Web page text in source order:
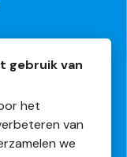
gebruik van
het
van
we